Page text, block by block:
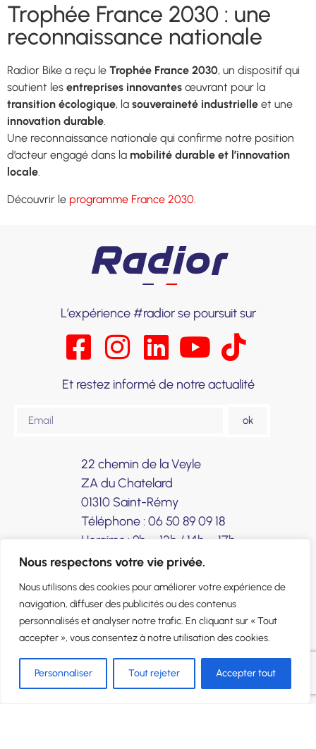
Nous respectons votre vie privée.
Nous utilisons des cookies pour améliorer votre expérience de
navigation, diffuser des publicités ou des contenus
personnalisés et analyser notre trafic. En cliquant sur « Tout
accepter », vous consentez à notre utilisation des cookies.
Personnaliser Tout rejeter Accepter tout
Trophée France 2030 : une
reconnaissance nationale
Radior Bike a reçu le Trophée France 2030, un dispositif qui
soutient les entreprises innovantes œuvrant pour la
transition écologique, la souveraineté industrielle et une
innovation durable.
Une reconnaissance nationale qui confirme notre position
d’acteur engagé dans la mobilité durable et l’innovation
locale.
Découvrir le programme France 2030
L’expérience #radior se poursuit sur
Et restez informé de notre actualité
ok
22 chemin de la Veyle
ZA du Chatelard
01310 Saint-Rémy
Téléphone : 06 50 89 09 18
Horaires : 9h – 12h / 14h – 17h
Vélo Colibri Vélo Phen’x
Accessoires
Signature Radior
120 ans d’histoire
Nos valeurs
Notre équipe
Offre Pro & Collectivités
SAV